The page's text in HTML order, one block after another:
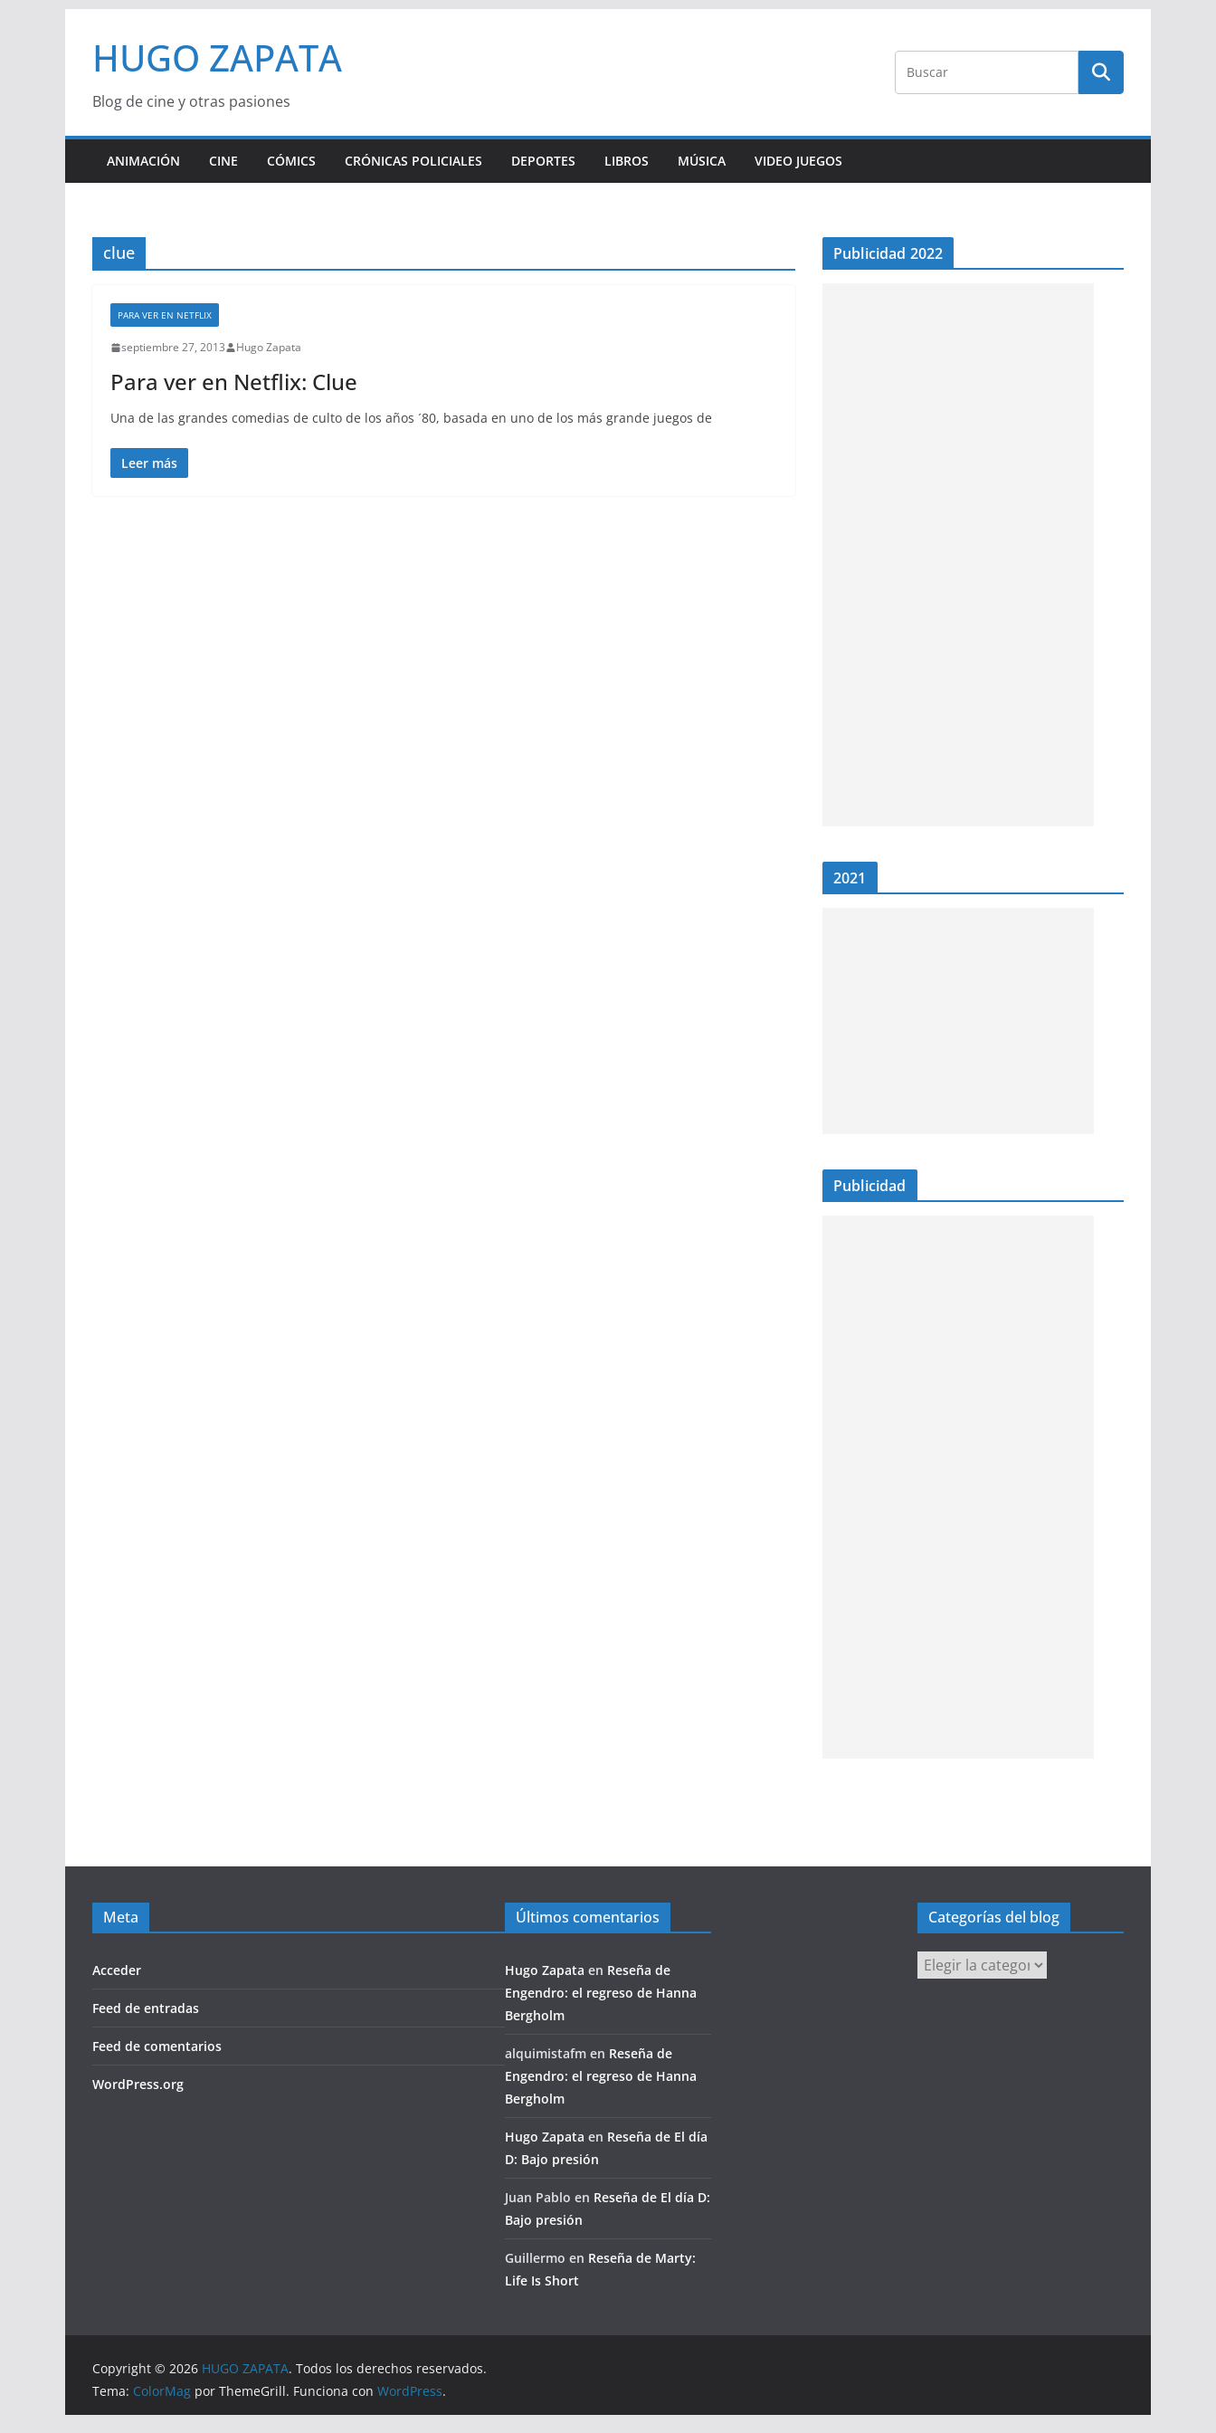
contenido
HUGO ZAPATA
Blog de cine y otras pasiones
ANIMACIÓN CINE CÓMICS CRÓNICAS POLICIALES DEPORTES LIBROS MÚSICA VIDEO JUEGOS
clue
PARA VER EN NETFLIX
septiembre 27, 2013 Hugo Zapata
Para ver en Netflix: Clue
Una de las grandes comedias de culto de los años ´80, basada en uno de los más grande juegos de
Leer más
Publicidad 2022
2021
Publicidad
Meta
Acceder
Feed de entradas
Feed de comentarios
WordPress.org
Últimos comentarios
Hugo Zapata en Reseña de
Engendro: el regreso de Hanna
Bergholm
alquimistafm en Reseña de
Engendro: el regreso de Hanna
Bergholm
Hugo Zapata en Reseña de El día
D: Bajo presión
Juan Pablo en Reseña de El día D:
Bajo presión
Guillermo en Reseña de Marty:
Life Is Short
Categorías del blog
Categorías
del
Copyright © 2026 HUGO ZAPATA. Todos los derechos reservados.
Tema: ColorMag por ThemeGrill. Funciona con WordPress.